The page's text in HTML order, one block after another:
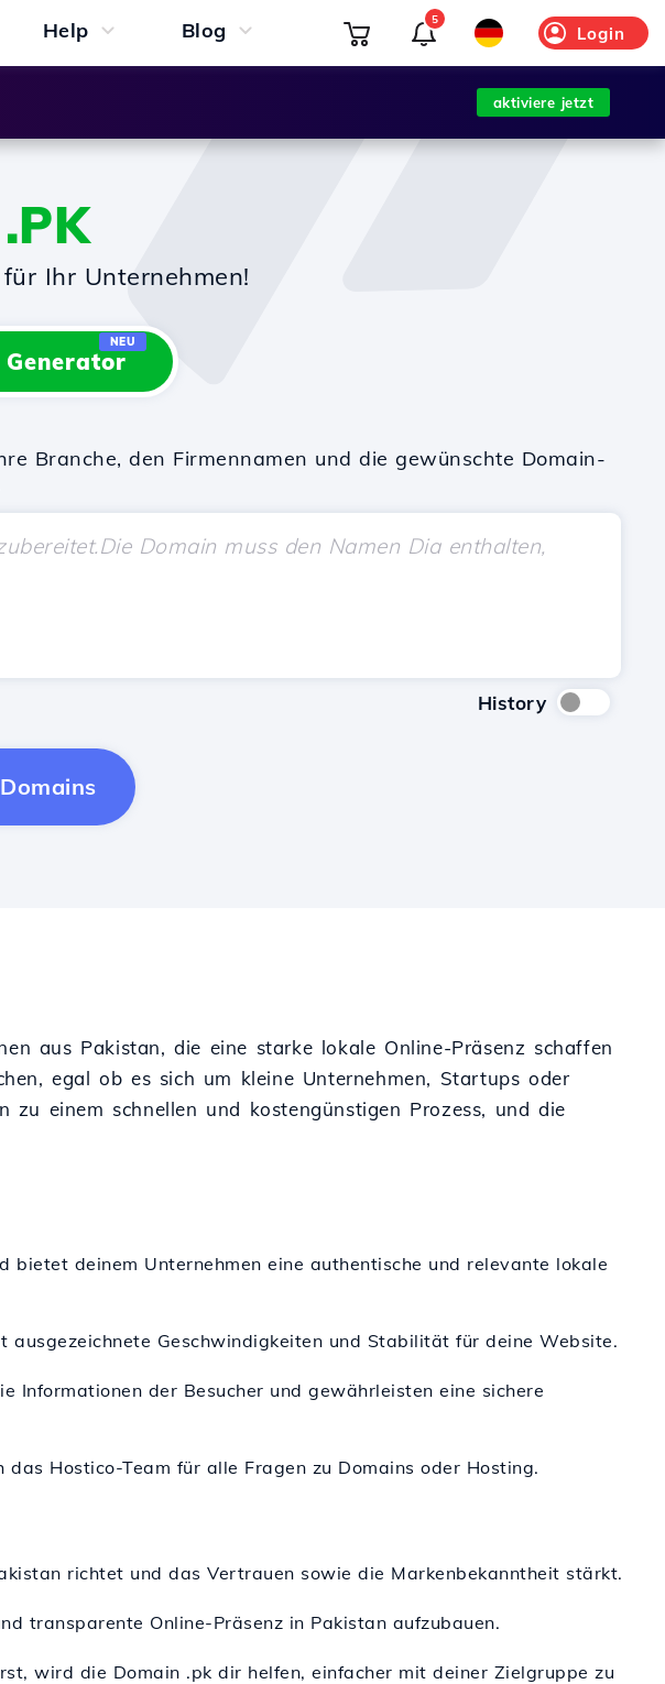
Help Blog Login
5
aktiviere jetzt
.PK
für Ihr Unternehmen!
NEU
Branche, den Firmennamen und die gewünschte Domain-
History
aus Pakistan, die eine starke lokale Online-Präsenz schaffen
egal ob es sich um kleine Unternehmen, Startups oder
einem schnellen und kostengünstigen Prozess, und die
deinem Unternehmen eine authentische und relevante lokale
Geschwindigkeiten und Stabilität für deine Website.
Informationen der Besucher und gewährleisten eine sichere
Hostico-Team für alle Fragen zu Domains oder Hosting.
richtet und das Vertrauen sowie die Markenbekanntheit stärkt.
transparente Online-Präsenz in Pakistan aufzubauen.
wird die Domain .pk dir helfen, einfacher mit deiner Zielgruppe zu